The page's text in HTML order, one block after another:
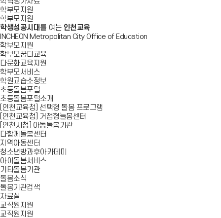
학부모지원
학부모지원
학생성공시대 를 여는 인천교육
INCHEON Metropolitan City Office of Education
학부모지원
학부모꿈디교육
다문화교육지원
학부모서비스
학원교습소정보
초등돌봄포털
초등돌봄포털소개
[인천교육청] 선택형 돌봄 프로그램
[인천교육청] 거점형늘봄센터
[인천시청] 아동돌봄기관
다함께돌봄센터
지역아동센터
청소년방과후아카데미
아이돌봄서비스
기타돌봄기관
돌봄소식
돌봄기관검색
자료실
교직원지원
교직원지원